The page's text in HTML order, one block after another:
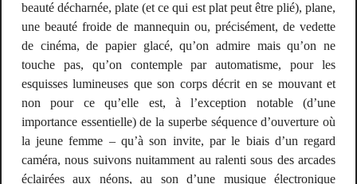
beauté décharnée,plate (et ce qui est plat peut être plié), plane,
une beauté froide de mannequin ou, précisément, de vedette
de cinéma, de papierglacé, qu’on admire mais qu’on ne
touche pas, qu’on contemple par automatisme, pour les
esquisses lumineuses que son corps décrit en se mouvant et
non pour ce qu’elle est, à l’exception notable (d’une
importance essentielle) de la superbe séquence d’ouverture où
la jeune femme – qu’à son invite, par le biais d’un regard
caméra, nous suivons nuitamment au ralenti sous des arcades
éclairées aux néons, au son d’une musique électronique